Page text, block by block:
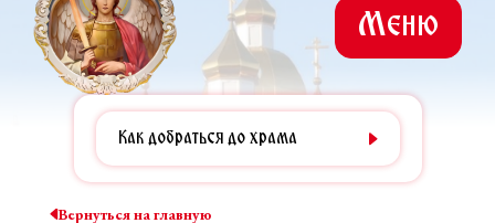
Меню
Как добраться до храма
Вернуться на главную